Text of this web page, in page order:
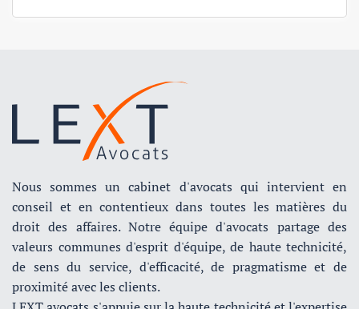
Nous sommes un cabinet d'avocats qui intervient en
conseil et en contentieux dans toutes les matières du
droit des affaires. Notre équipe d'avocats partage des
valeurs communes d'esprit d'équipe, de haute technicité,
de sens du service, d'efficacité, de pragmatisme et de
proximité avec les clients.